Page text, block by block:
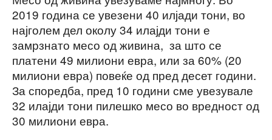
2019 година се увезени 40 илјади тони, во
најголем дел околу 34 илајди тони е
замрзнато месо од живина, за што се
платени 49 милиони евра, или за 60% (20
милиони евра) повеќе од пред десет години.
За споредба, пред 10 години сме увезувале
32 илајди тони пилешко месо во вредност од
30 милиони евра.